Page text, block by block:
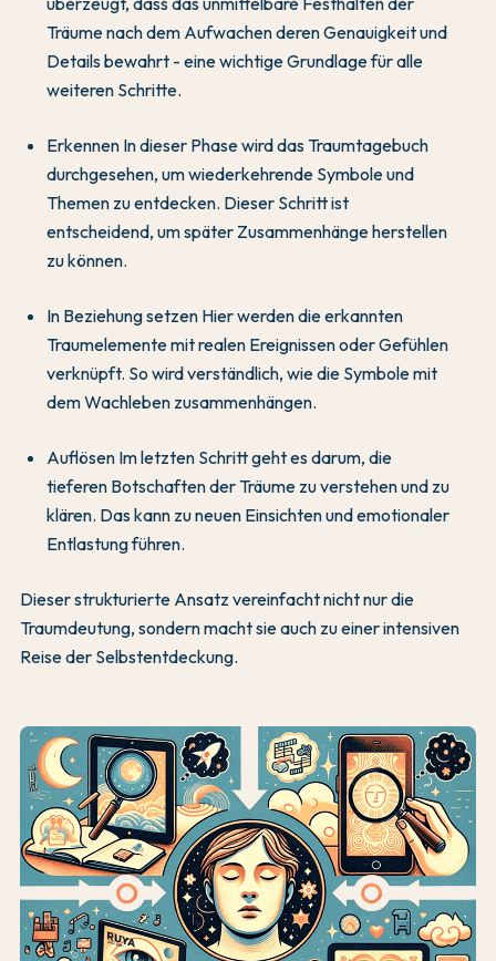
Träume nach dem Aufwachen deren Genauigkeit und
Details bewahrt - eine wichtige Grundlage für alle
weiteren Schritte.
Erkennen In dieser Phase wird das Traumtagebuch
durchgesehen, um wiederkehrende Symbole und
Themen zu entdecken. Dieser Schritt ist
entscheidend, um später Zusammenhänge herstellen
zu können.
In Beziehung setzen Hier werden die erkannten
Traumelemente mit realen Ereignissen oder Gefühlen
verknüpft. So wird verständlich, wie die Symbole mit
dem Wachleben zusammenhängen.
Auflösen Im letzten Schritt geht es darum, die
tieferen Botschaften der Träume zu verstehen und zu
klären. Das kann zu neuen Einsichten und emotionaler
Entlastung führen.
Dieser strukturierte Ansatz vereinfacht nicht nur die
Traumdeutung, sondern macht sie auch zu einer intensiven
Reise der Selbstentdeckung.